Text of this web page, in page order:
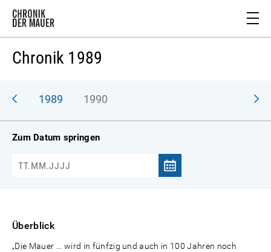
Chronik 1989
1989 1990
Zum Datum springen
Überblick
„Die Mauer ... wird in fünfzig und auch in 100 Jahren noch